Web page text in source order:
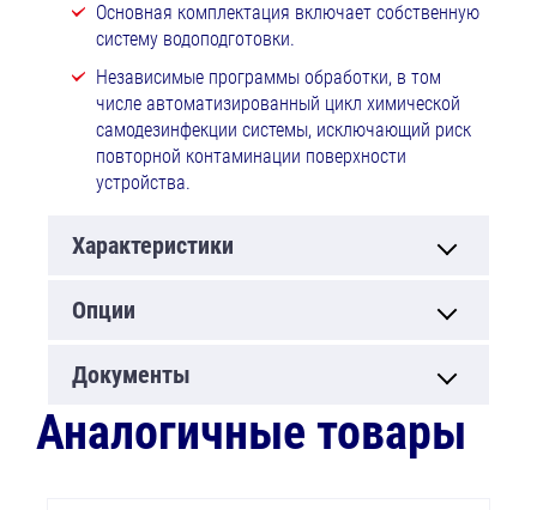
Основная комплектация включает собственную
систему водоподготовки.
Независимые программы обработки, в том
числе автоматизированный цикл химической
самодезинфекции системы, исключающий риск
повторной контаминации поверхности
устройства.
Характеристики
Опции
Документы
Аналогичные товары